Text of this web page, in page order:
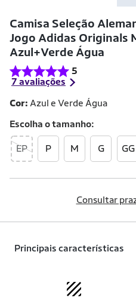
Camisa Seleção
Jogo Adidas Originals
Azul+Verde Água
5
7 avaliações
Cor: Azul e Verde Água
Escolha otamanho
EP P M G GG
Consultar
Principais características